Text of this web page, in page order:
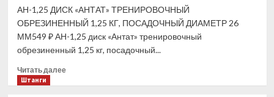
ОБРЕЗИНЕННЫЙ
КГ,
ПОСАДОЧНЫЙ
ДИАМЕТР
ММ
(Лучшая
АН-1,25 ДИСК «АНТАТ» ТРЕНИРОВОЧНЫЙ
ОБРЕЗИНЕННЫЙ 1,25 КГ, ПОСАДОЧНЫЙ ДИАМЕТР 26
ММ549 ₽ АН-1,25 диск «Антат» тренировочный
обрезиненный 1,25 кг, посадочный...
Читать далееПрочитать
Штанги